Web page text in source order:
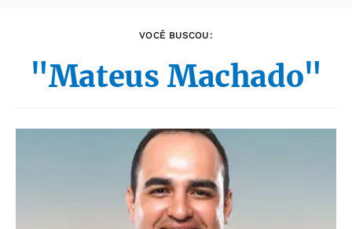
VOCÊ BUSCOU:
"Mateus Machado"